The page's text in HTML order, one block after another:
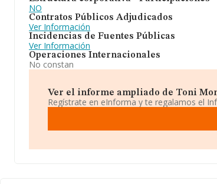
NO
Contratos Públicos Adjudicados
Ver Información
Incidencias de Fuentes Públicas
Ver Información
Operaciones Internacionales
No constan
Ver el informe ampliado de Toni
Regístrate en eInforma y te regalamos el